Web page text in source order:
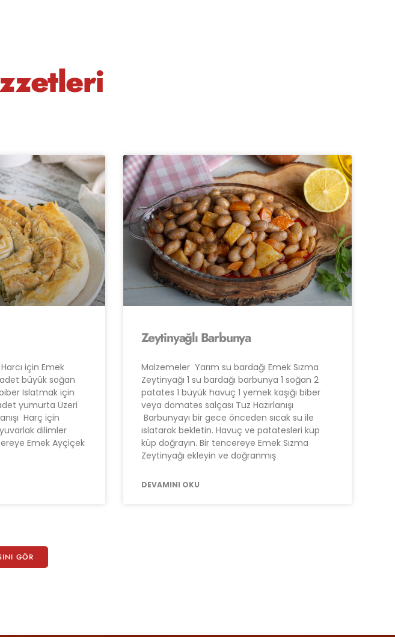
için Emek
adet büyük soğan
biber Islatmak için
yumurta Üzeri
Harç için
yuvarlak dilimler
Emek Ayçiçek
Zeytinyağlı Barbunya
Malzemeler Yarım su bardağı Emek Sızma
Zeytinyağı 1 su bardağı barbunya 1 soğan 2
patates 1 büyük havuç 1 yemek kaşığı biber
veya domates salçası Tuz Hazırlanışı
Barbunyayı bir gece önceden sıcak su ile
ıslatarak bekletin. Havuç ve patatesleri küp
küp doğrayın. Bir tencereye Emek Sızma
Zeytinyağı ekleyin ve doğranmış
DEVAMINI OKU
GÖR